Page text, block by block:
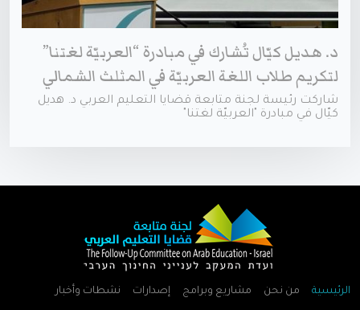
د. هديل كيّال تُشارك في مبادرة “العربيّة لغتنا”
لتكريم طلاب اللغة العربيّة في المثلث الشمالي
شاركت رئيسة لجنة متابعة قضايا التعليم العربي د. هديل
كيّال في مبادرة "العربيّة لغتنا"
الرئيسية من نحن مشاريع وبرامج إصدارات نشطات وأخبار